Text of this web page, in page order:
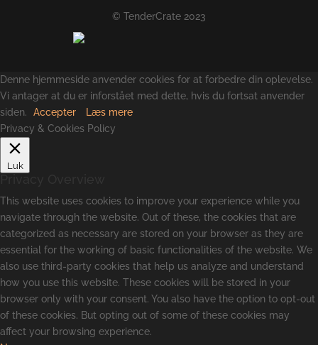
© TenderCrate 2023
Denne hjemmeside anvender cookies for at forbedre din oplevelse.
Vi antager at du er inforstået med dette, hvis du fortsat anvender
siden.
Accepter
Læs mere
Privacy & Cookies Policy
Luk
This website uses cookies to improve your experience while you
navigate through the website. Out of these, the cookies that are
categorized as necessary are stored on your browser as they are
essential for the working of basic functionalities of the website. We
also use third-party cookies that help us analyze and understand
how you use this website. These cookies will be stored in your
browser only with your consent. You also have the option to opt-out
of these cookies. But opting out of some of these cookies may
affect your browsing experience.